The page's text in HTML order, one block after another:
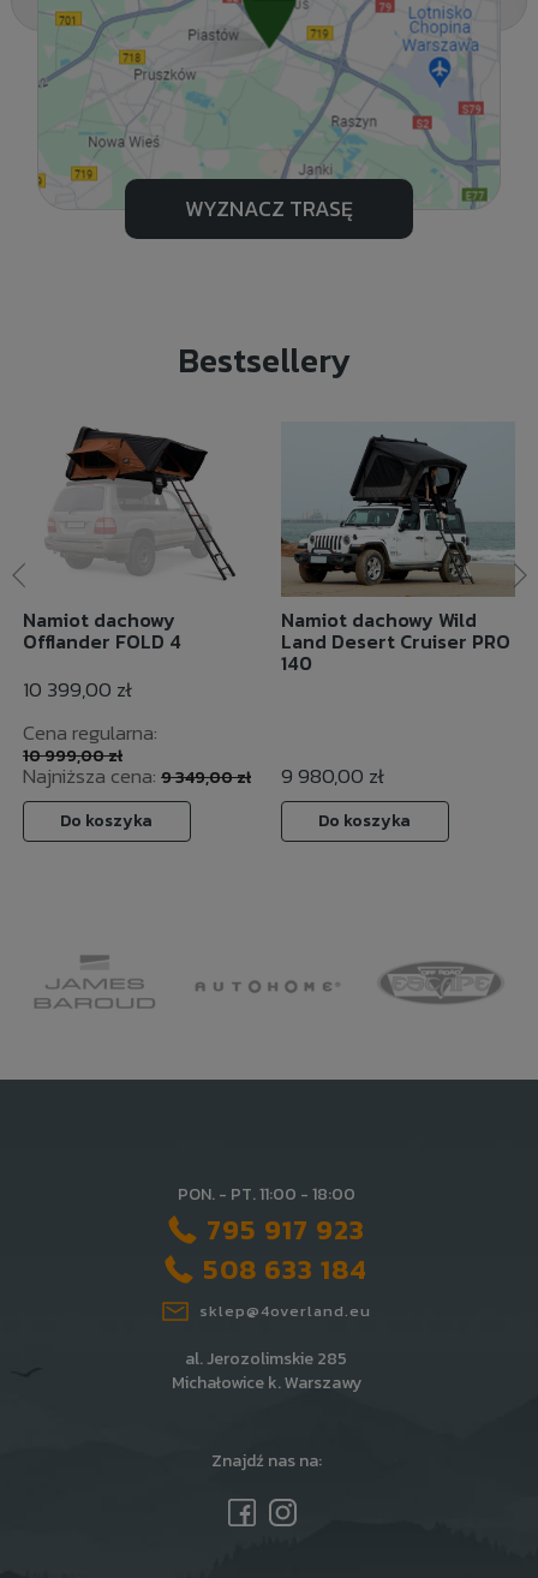
WYZNACZ TRASĘ
Bestsellery
Namiot dachowy
Offlander FOLD 4
10 399,00 zł
Cena regularna:
10 999,00 zł
Najniższa cena: 9 349,00 zł
Do koszyka
Namiot dachowy Wild
Land Desert Cruiser PRO
140
9 980,00 zł
Do koszyka
PON. - PT. 11:00 - 18:00
795 917 923
508 633 184
sklep@4overland.eu
al. Jerozolimskie 285
Michałowice k. Warszawy
Znajdź nas na: